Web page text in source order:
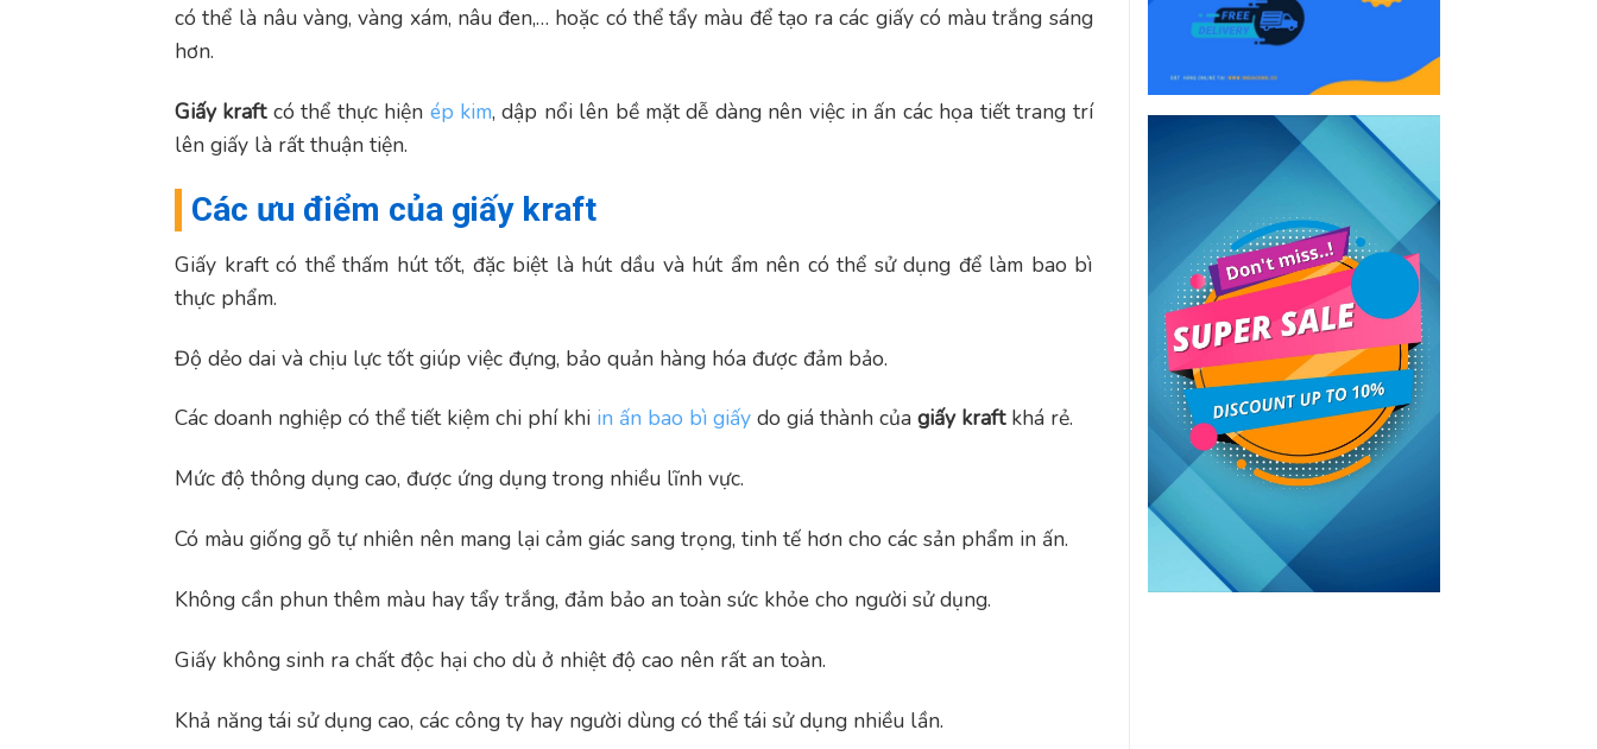
có thể là nâu vàng, vàng xám, nâu đen,… hoặc có thể tẩy màu để tạo ra các giấy có màu trắng sáng
hơn.
Giấy kraftcó thể thực hiện ép kim, dập nổi lên bề mặt dễ dàng nên việc in ấn các họa tiết trang trí
lên giấy là rất thuận tiện.
Các ưu điểm của giấy kraft
Giấy kraft có thể thấm hút tốt, đặc biệt là hút dầu và hút ẩm nên có thể sử dụng để làm bao bì
thực phẩm.
Độ dẻo dai và chịu lực tốt giúp việc đựng, bảo quản hàng hóa được đảm bảo.
Các doanh nghiệp có thể tiết kiệm chi phí khi in ấn bao bì giấy do giá thành của giấy kraftkhá rẻ.
Mức độ thông dụng cao, được ứng dụng trong nhiều lĩnh vực.
Có màu giống gỗ tự nhiên nên mang lại cảm giác sang trọng, tinh tế hơn cho các sản phẩm in ấn.
Không cần phun thêm màu hay tẩy trắng, đảm bảo an toàn sức khỏe cho người sử dụng.
Giấy không sinh ra chất độc hại cho dù ở nhiệt độ cao nên rất an toàn.
Khả năng tái sử dụng cao, các công ty hay người dùng có thể tái sử dụng nhiều lần.